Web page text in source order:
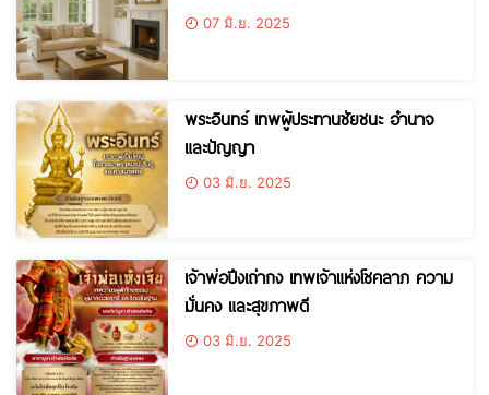
07 มิ.ย. 2025
พระอินทร์ เทพผู้ประทานชัยชนะ อำนาจ
และปัญญา
03 มิ.ย. 2025
เจ้าพ่อปึงเถ่ากง เทพเจ้าแห่งโชคลาภ ความ
มั่นคง และสุขภาพดี
03 มิ.ย. 2025